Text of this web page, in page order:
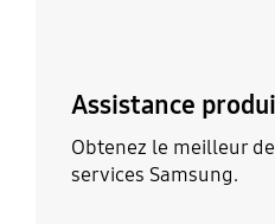
Assistance
Obtenez le meilleur
services Samsung.